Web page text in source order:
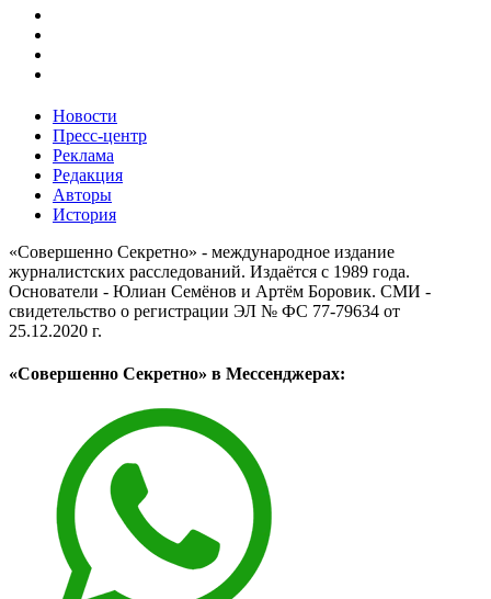
Новости
Пресс-центр
Реклама
Редакция
Авторы
История
«Совершенно Секретно» - международное издание
журналистских расследований. Издаётся с 1989 года.
Основатели - Юлиан Семёнов и Артём Боровик. CМИ -
свидетельство о регистрации ЭЛ № ФС 77-79634 от
25.12.2020 г.
«Совершенно Секретно» в Мессенджерах: